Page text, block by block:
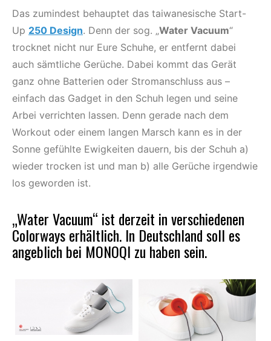
Das zumindest behauptet das taiwanesische Start-
Up 250 Design. Denn der sog. „Water Vacuum“
trocknet nicht nur Eure Schuhe, er entfernt dabei
auch sämtliche Gerüche. Dabei kommt das Gerät
ganz ohne Batterien oder Stromanschluss aus –
einfach das Gadget in den Schuh legen und seine
Arbei verrichten lassen. Denn gerade nach dem
Workout oder einem langen Marsch kann es in der
Sonne gefühlte Ewigkeiten dauern, bis der Schuh a)
wieder trocken ist und man b) alle Gerüche irgendwie
los geworden ist.
„Water Vacuum“ ist derzeit in verschiedenen
Colorways erhältlich. In Deutschland soll es
angeblich bei MONOQI zu haben sein.